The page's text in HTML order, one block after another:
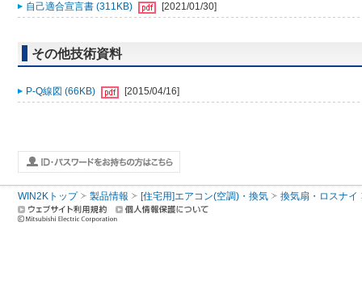
自己適合宣言書 (311KB) [2021/01/30]
その他技術資料
P-Q線図 (66KB) [2015/04/16]
WIN2Kトップ 製品情報 [住宅用]エアコン(空調)・換気 換気扇・ロスナイ